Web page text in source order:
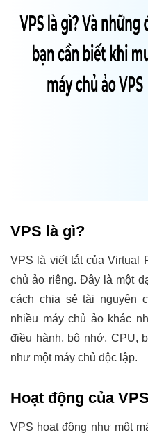
VPS là gì?
VPS là viết tắt của Virtual
chủ ảo riêng. Đây là một
cách chia sẻ tài nguyên
nhiều máy chủ ảo khác
điều hành, bộ nhớ, CPU,
như một máy chủ độc lập.
Hoạt động của VPS
VPS hoạt động như một